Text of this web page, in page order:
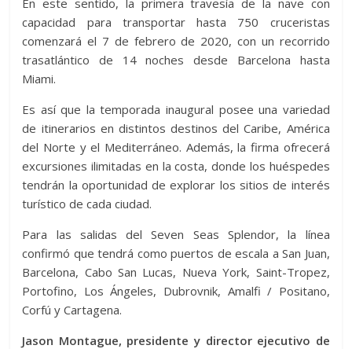
En este sentido, la primera travesía de la nave con
capacidad para transportar hasta 750 cruceristas
comenzará el 7 de febrero de 2020, con un recorrido
trasatlántico de 14 noches desde Barcelona hasta
Miami.
Es así que la temporada inaugural posee una variedad
de itinerarios en distintos destinos del Caribe, América
del Norte y el Mediterráneo. Además, la firma ofrecerá
excursiones ilimitadas en la costa, donde los huéspedes
tendrán la oportunidad de explorar los sitios de interés
turístico de cada ciudad.
Para las salidas del Seven Seas Splendor, la línea
confirmó que tendrá como puertos de escala a San Juan,
Barcelona, ​​Cabo San Lucas, Nueva York, Saint-Tropez,
Portofino, Los Ángeles, Dubrovnik, Amalfi / Positano,
Corfú y Cartagena.
Jason Montague, presidente y director ejecutivo de